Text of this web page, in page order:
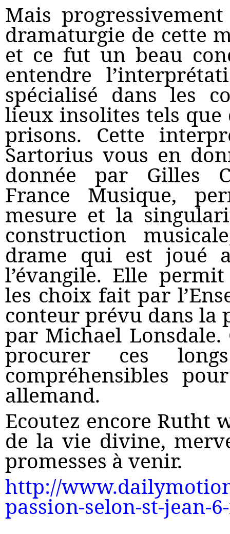
Mais
dramaturgie de cette
et ce fut un beau
entendre
spécialisé dans les
lieux insolites tels que
prisons. Cette
Sartorius vous en
donnée par Gilles
France Musique,
mesure et la
construction
drame qui est joué
l’évangile. Elle
les choix fait par
conteur prévu dans la
par Michael
procurer ces
compréhensibles
allemand.
Ecoutez encore Rutht
de la vie divine,
promesses à venir.
http://
passion-selon-st-jean-